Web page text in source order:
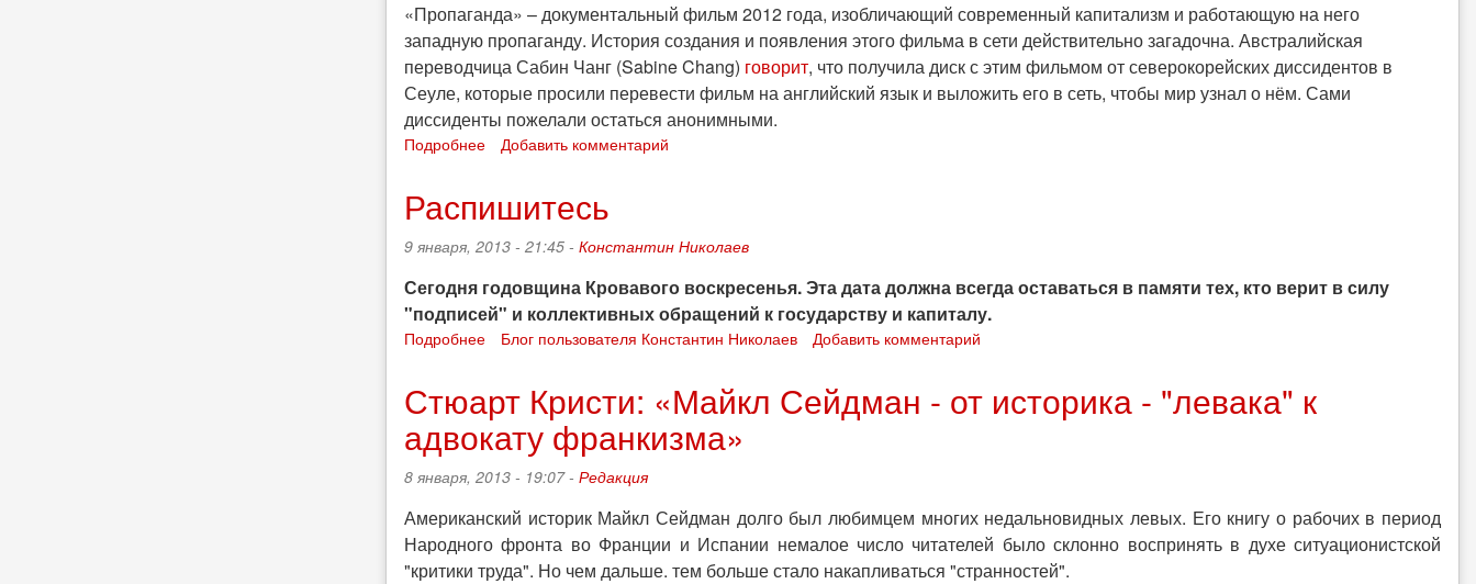
домашняя
прислуга
и
революция”
«Пропаганда» – документальный фильм 2012 года, изобличающий современный капитализм и работающую на него
западную пропаганду. История создания и появления этого фильма в сети действительно загадочна. Австралийская
переводчица Сабин Чанг (Sabine Chang) говорит, что получила диск с этим фильмом от северокорейских диссидентов в
Сеуле, которые просили перевести фильм на английский язык и выложить его в сеть, чтобы мир узнал о нём. Сами
диссиденты пожелали остаться анонимными.
Подробнее
документальный
"Пропаганда"
2012)
Добавить комментарий
Распишитесь
9 января, 2013 - 21:45 - Константин Николаев
Сегодня годовщина Кровавого воскресенья. Эта дата должна всегда оставаться в памяти тех, кто верит в силу
"подписей" и коллективных обращений к государству и капиталу.
Подробнее Блог пользователя Константин Николаев Добавить комментарий
Стюарт Кристи: «Майкл Сейдман - от историка - "левака" к
адвокату франкизма»
8 января, 2013 - 19:07 - Редакция
Американский историк Майкл Сейдман долго был любимцем многих недальновидных левых. Его книгу о рабочих в период
Народного фронта во Франции и Испании немалое число читателей было склонно воспринять в духе ситуационистской
"критики труда". Но чем дальше. тем больше стало накапливаться "странностей".